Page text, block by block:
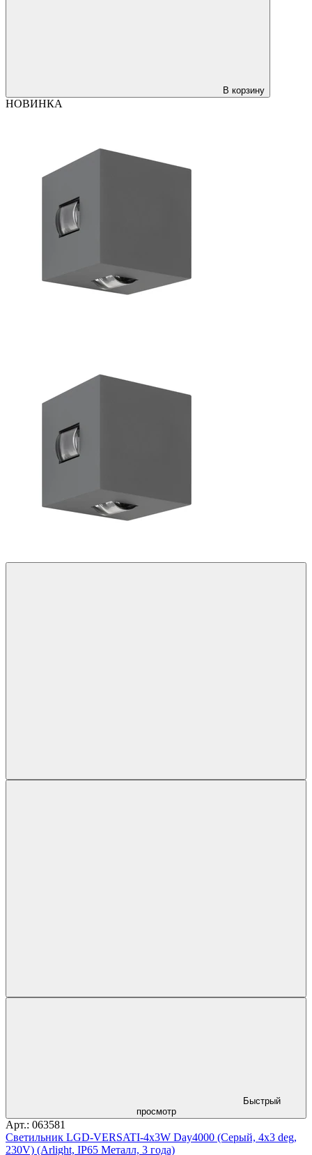
В корзину
НОВИНКА
Быстрый
просмотр
Арт.: 063581
Светильник LGD-VERSATI-4x3W Day4000 (Серый, 4x3 deg,
230V) (Arlight, IP65 Металл, 3 года)